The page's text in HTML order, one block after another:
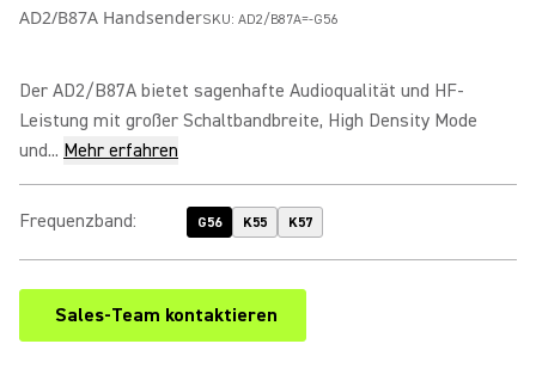
AD2/B87A HandsenderSKU: AD2/B87A=-G56
Der AD2/B87A bietet sagenhafte Audioqualität und HF-
Leistung mit großer Schaltbandbreite, High Density Mode
und... Mehr erfahren
Frequenzband: G56 K55 K57
Sales-Team kontaktieren